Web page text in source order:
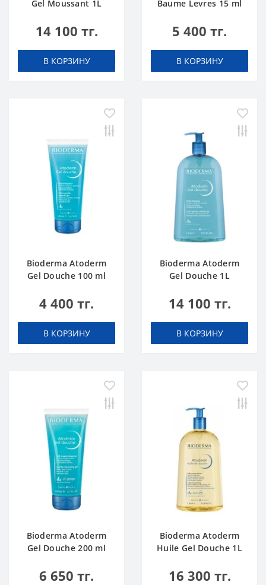
Gel Moussant 1L
14 100 тг.
В КОРЗИНУ
Baume Levres 15 ml
5 400 тг.
В КОРЗИНУ
Bioderma Atoderm
Gel Douche 100 ml
4 400 тг.
В КОРЗИНУ
Bioderma Atoderm
Gel Douche 1L
14 100 тг.
В КОРЗИНУ
Bioderma Atoderm
Gel Douche 200 ml
6 650 тг.
Bioderma Atoderm
Huile Gel Douche 1L
16 300 тг.